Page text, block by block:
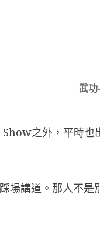
武功
之外，平時也
場講道。那人不是